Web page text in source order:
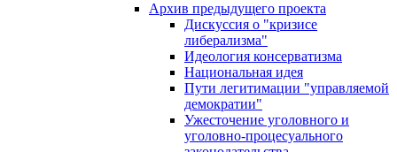
Архив предыдущего проекта
Дискуссия о "кризисе
либерализма"
Идеология консерватизма
Национальная идея
Пути легитимации "управляемой
демократии"
Ужесточение уголовного и
уголовно-процесуального